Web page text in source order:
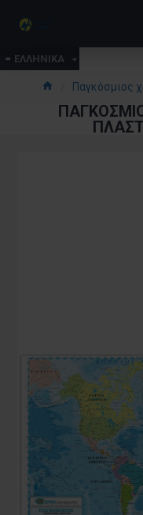
ΕΛΛΗΝΙΚΑ
Παγκόσμιος